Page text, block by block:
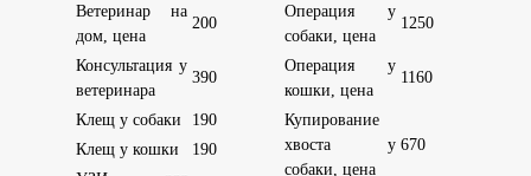
Ветеринар на
дом, цена
200
Консультация у
ветеринара
390
Клещ у собаки
190
Клещ у кошки
190
Операция у
собаки, цена
1250
Операция у
кошки, цена
1160
Купирование
хвоста у
собаки, цена
670